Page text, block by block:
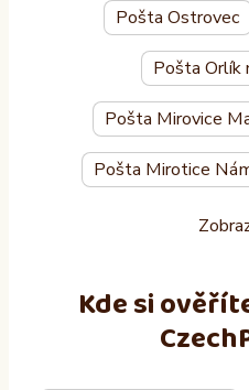
Pošta Ostrovec
Pošta Orlík
Pošta Mirovice
Pošta Mirotice
Kde si